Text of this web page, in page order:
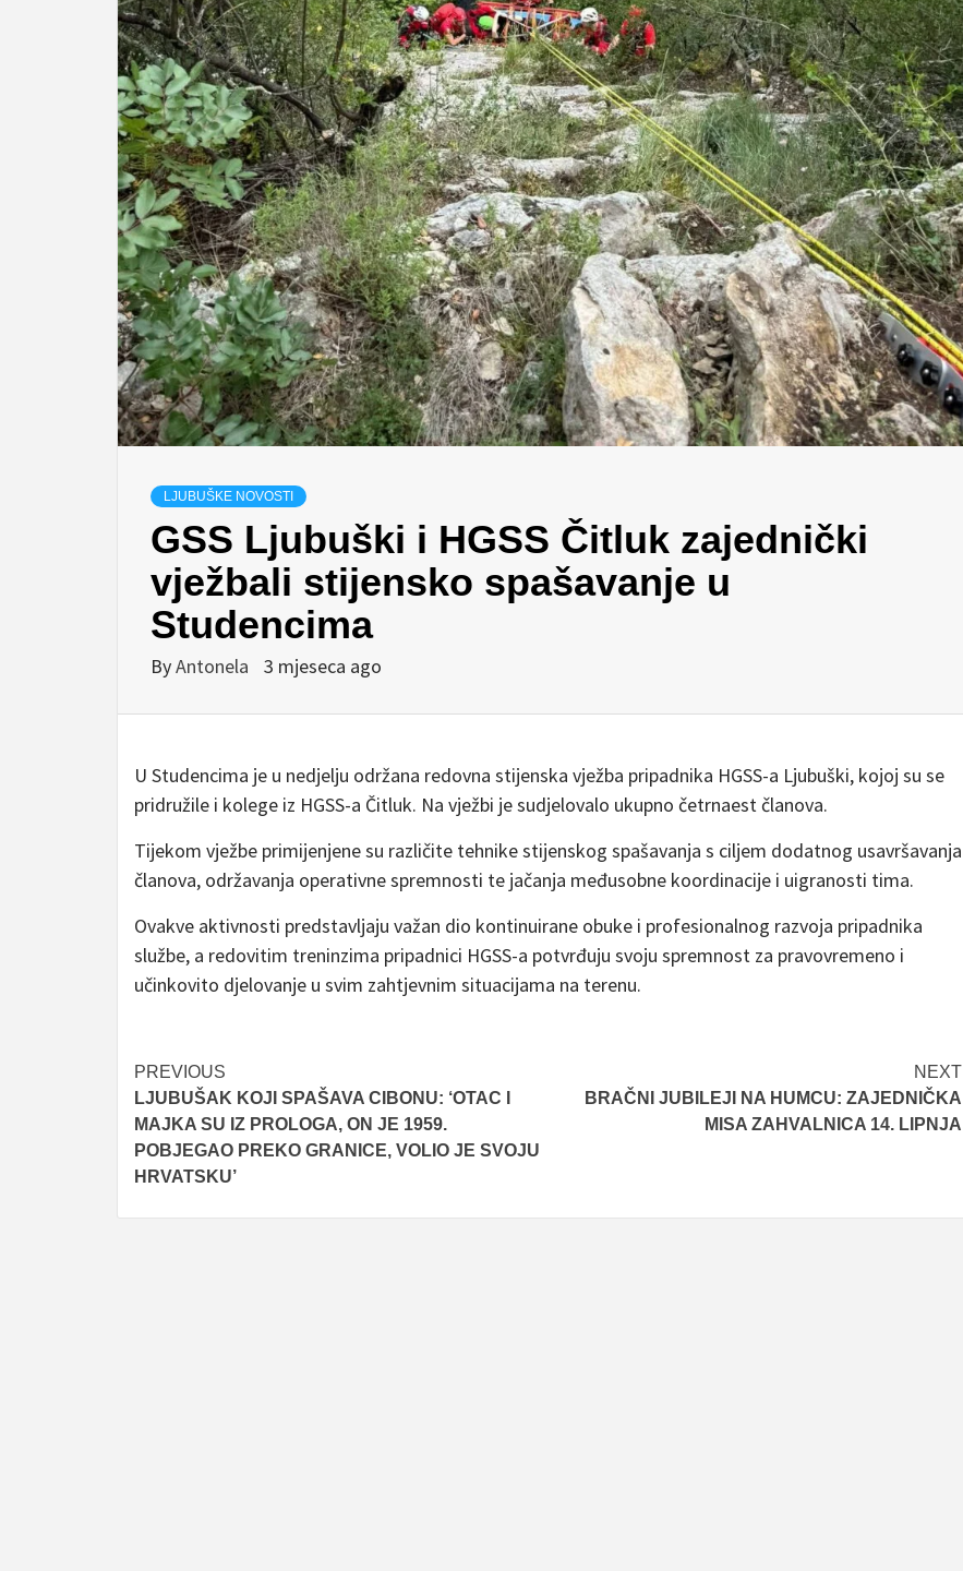
LJUBUŠKE NOVOSTI
GSS Ljubuški i HGSS Čitluk zajednički
vježbali stijensko spašavanje u
Studencima
ByAntonela 3 mjeseca ago
U Studencima je u nedjelju održana redovna stijenska vježba pripadnika HGSS-a Ljubuški, kojoj su se
pridružile i kolege iz HGSS-a Čitluk. Na vježbi je sudjelovalo ukupno četrnaest članova.
Tijekom vježbe primijenjene su različite tehnike stijenskog spašavanja s ciljem dodatnog usavršavanja
članova, održavanja operativne spremnosti te jačanja međusobne koordinacije i uigranosti tima.
Ovakve aktivnosti predstavljaju važan dio kontinuirane obuke i profesionalnog razvoja pripadnika
službe, a redovitim treninzima pripadnici HGSS-a potvrđuju svoju spremnost za pravovremeno i
učinkovito djelovanje u svim zahtjevnim situacijama na terenu.
Post
navigation
PREVIOUS
LJUBUŠAK KOJI SPAŠAVA CIBONU: ‘OTAC I
MAJKA SU IZ PROLOGA, ON JE 1959.
POBJEGAO PREKO GRANICE, VOLIO JE SVOJU
HRVATSKU’
NEXT
BRAČNI JUBILEJI NA HUMCU: ZAJEDNIČKA
MISA ZAHVALNICA 14. LIPNJA